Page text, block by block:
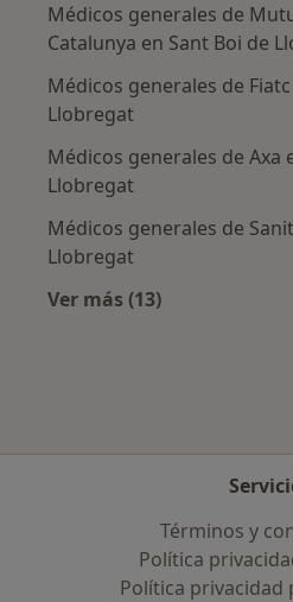
Médicos generales de
Catalunya en Sant Boi de
Médicos generales de
Llobregat
Médicos generales de Axa
Llobregat
Médicos generales de
Llobregat
Ver más (13)
Términos y
Política
Política privacidad